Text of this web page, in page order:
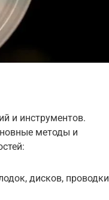
и инструментов.
методы и
дисков, проводки